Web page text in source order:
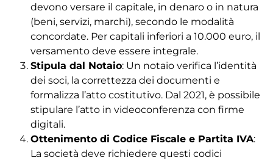
devono versare il capitale, in denaro o in natura
(beni, servizi, marchi), secondo le modalità
concordate. Per capitali inferiori a 10.000 euro, il
versamento deve essere integrale.
Stipula dal Notaio: Un notaio verifica l’identità
dei soci, la correttezza dei documenti e
formalizza l’atto costitutivo. Dal 2021, è possibile
stipulare l’atto in videoconferenza con firme
digitali.
Ottenimento di Codice Fiscale e Partita IVA:
La società deve richiedere questi codici